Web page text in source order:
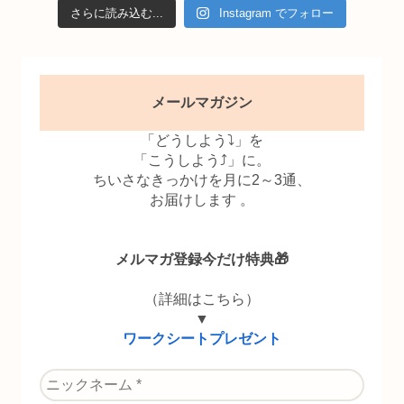
さらに読み込む... Instagram でフォロー
メールマガジン
「どうしよう⤵」を
「こうしよう⤴」に。
ちいさなきっかけを月に2～3通、
お届けします 。
メルマガ登録今だけ特典🎁
（詳細はこちら）
▼
ワークシートプレゼント